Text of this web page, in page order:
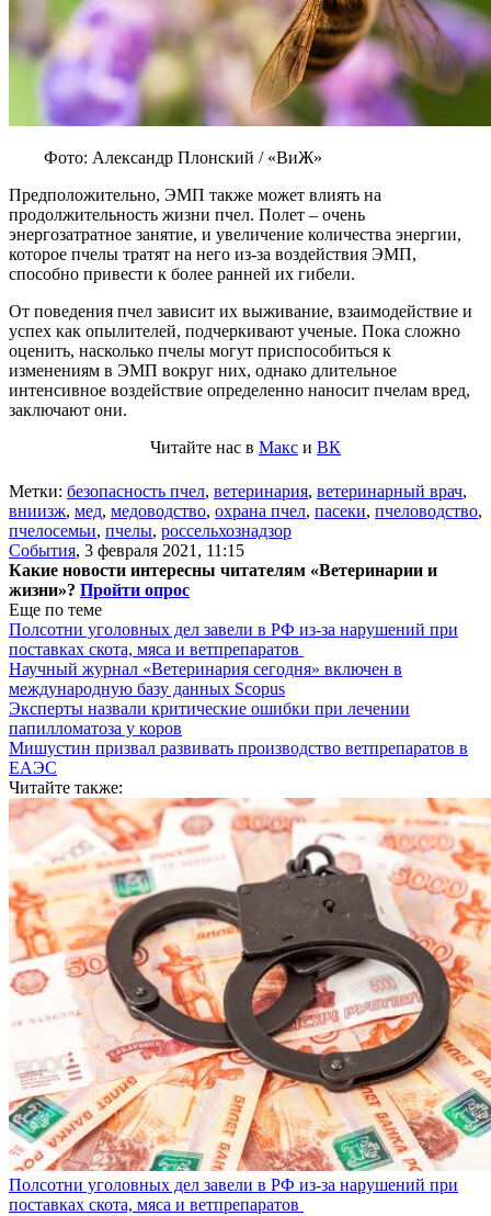
Фото: Александр Плонский / «ВиЖ»
Предположительно, ЭМП также может влиять на
продолжительность жизни пчел. Полет – очень
энергозатратное занятие, и увеличение количества энергии,
которое пчелы тратят на него из-за воздействия ЭМП,
способно привести к более ранней их гибели.
От поведения пчел зависит их выживание, взаимодействие и
успех как опылителей, подчеркивают ученые. Пока сложно
оценить, насколько пчелы могут приспособиться к
изменениям в ЭМП вокруг них, однако длительное
интенсивное воздействие определенно наносит пчелам вред,
заключают они.
Читайте нас в Макс и ВК
Метки: безопасность пчел, ветеринария, ветеринарный врач,
вниизж, мед, медоводство, охрана пчел, пасеки, пчеловодство,
пчелосемьи, пчелы, россельхознадзор
События, 3 февраля 2021, 11:15
Какие новости интересны читателям «Ветеринарии и
жизни»? Пройти опрос
Еще по теме
Полсотни уголовных дел завели в РФ из-за нарушений при
поставках скота, мяса и ветпрепаратов
Научный журнал «Ветеринария сегодня» включен в
международную базу данных Scopus
Эксперты назвали критические ошибки при лечении
папилломатоза у коров
Мишустин призвал развивать производство ветпрепаратов в
ЕАЭС
Читайте также:
Полсотни уголовных дел завели в РФ из-за нарушений при
поставках скота, мяса и ветпрепаратов